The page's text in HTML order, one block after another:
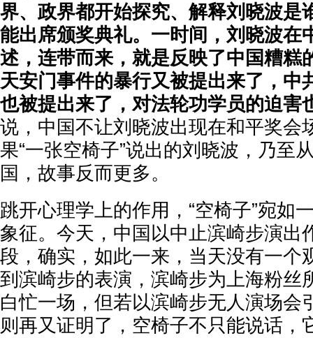
界、政界都开始探究、解释刘晓波是
能出席颁奖典礼。一时间，刘晓波在
述，连带而来，就是反映了中国糟糕
天安门事件的暴行又被提出来了，中
也被提出来了，对法轮功学员的迫害
说，中国不让刘晓波出现在和平奖会
果“一张空椅子”说出的刘晓波，乃至
国，故事反而更多。
跳开心理学上的作用，“空椅子”宛如
象征。今天，中国以中止滨崎步演出
段，确实，如此一来，当天没有一个
到滨崎步的表演，滨崎步为上海粉丝
白忙一场，但若以滨崎步无人演场会
则再又证明了，空椅子不只能说话，